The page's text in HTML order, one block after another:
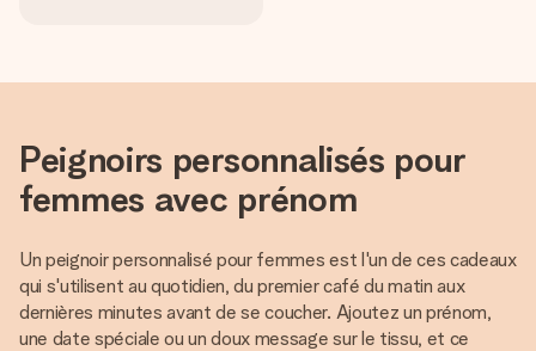
Peignoirs personnalisés pour
femmes avec prénom
Un peignoir personnalisé pour femmes est l'un de ces cadeaux
qui s'utilisent au quotidien, du premier café du matin aux
dernières minutes avant de se coucher. Ajoutez un prénom,
une date spéciale ou un doux message sur le tissu, et ce